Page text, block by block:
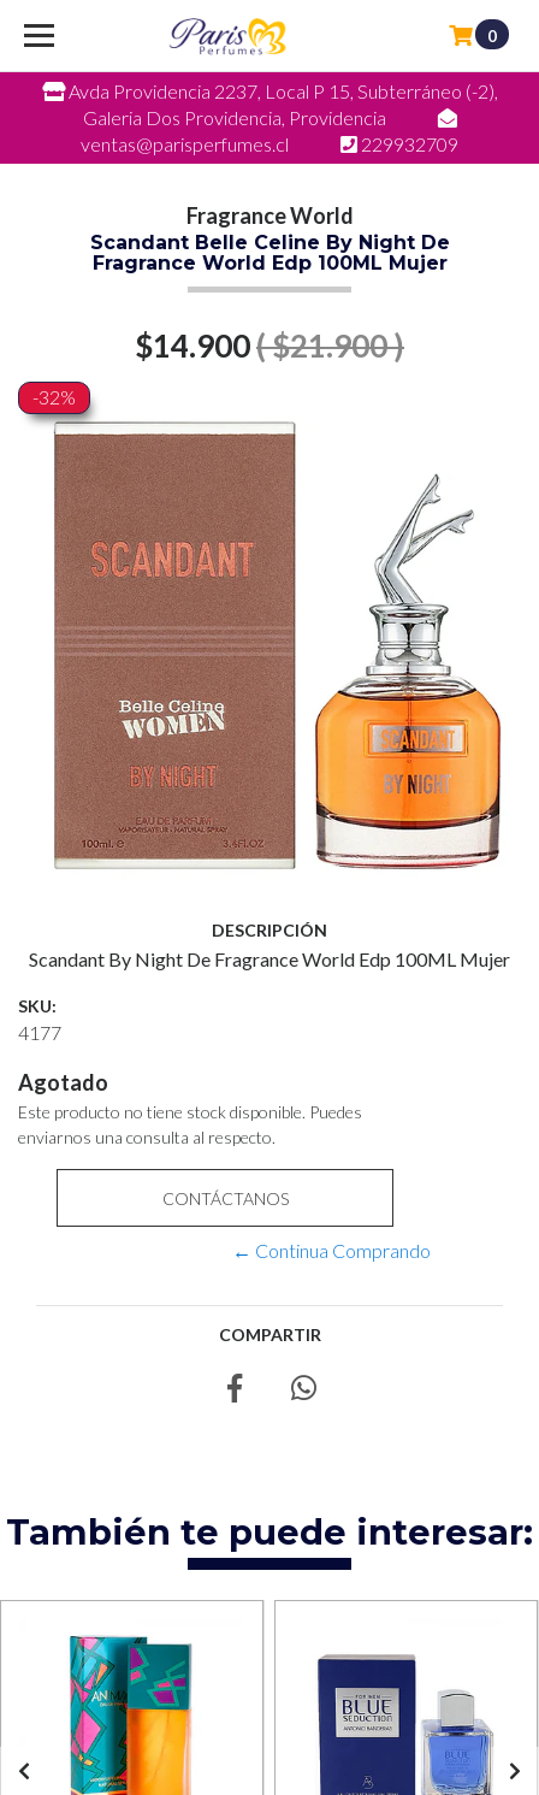
Avda Providencia 2237, Local P 15, Subterráneo (-2),
Galeria Dos Providencia, Providencia
ventas@parisperfumes.cl
229932709
0
Fragrance World
Scandant Belle Celine By Night De
Fragrance World Edp 100ML Mujer
$14.900( $21.900 )
-32%
DESCRIPCIÓN
Scandant By Night De Fragrance World Edp 100ML Mujer
SKU:
4177
Agotado
Este producto no tiene stock disponible. Puedes
enviarnos una consulta al respecto.
CONTÁCTANOS
← Continua Comprando
COMPARTIR
También te puede interesar: